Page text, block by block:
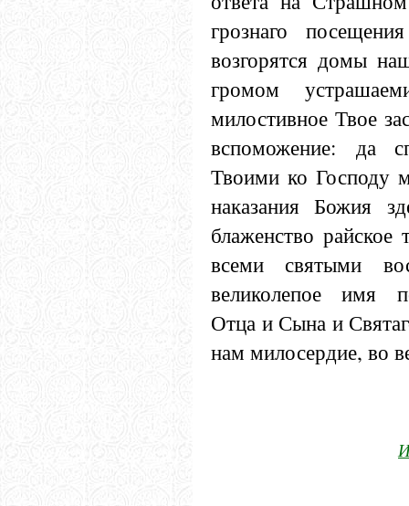
грознаго
возгорятся домы
громом
милостивное Твое
вспоможение: да
Твоими ко Господу
наказания Божия
блаженство
всеми святыми
великолепое имя
Отца и Сына и
нам милосердие, во